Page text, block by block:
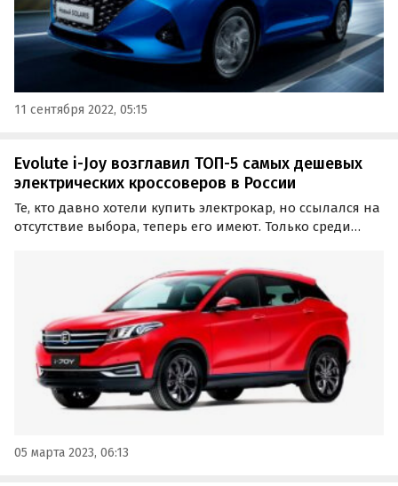
11 сентября 2022, 05:15
Evolute i-Joy возглавил ТОП-5 самых дешевых
электрических кроссоверов в России
Те, кто давно хотели купить электрокар, но ссылался на
отсутствие выбора, теперь его имеют. Только среди
«электричек» на любой вкус, причем как локальной,
так и зарубежной сборки.
05 марта 2023, 06:13